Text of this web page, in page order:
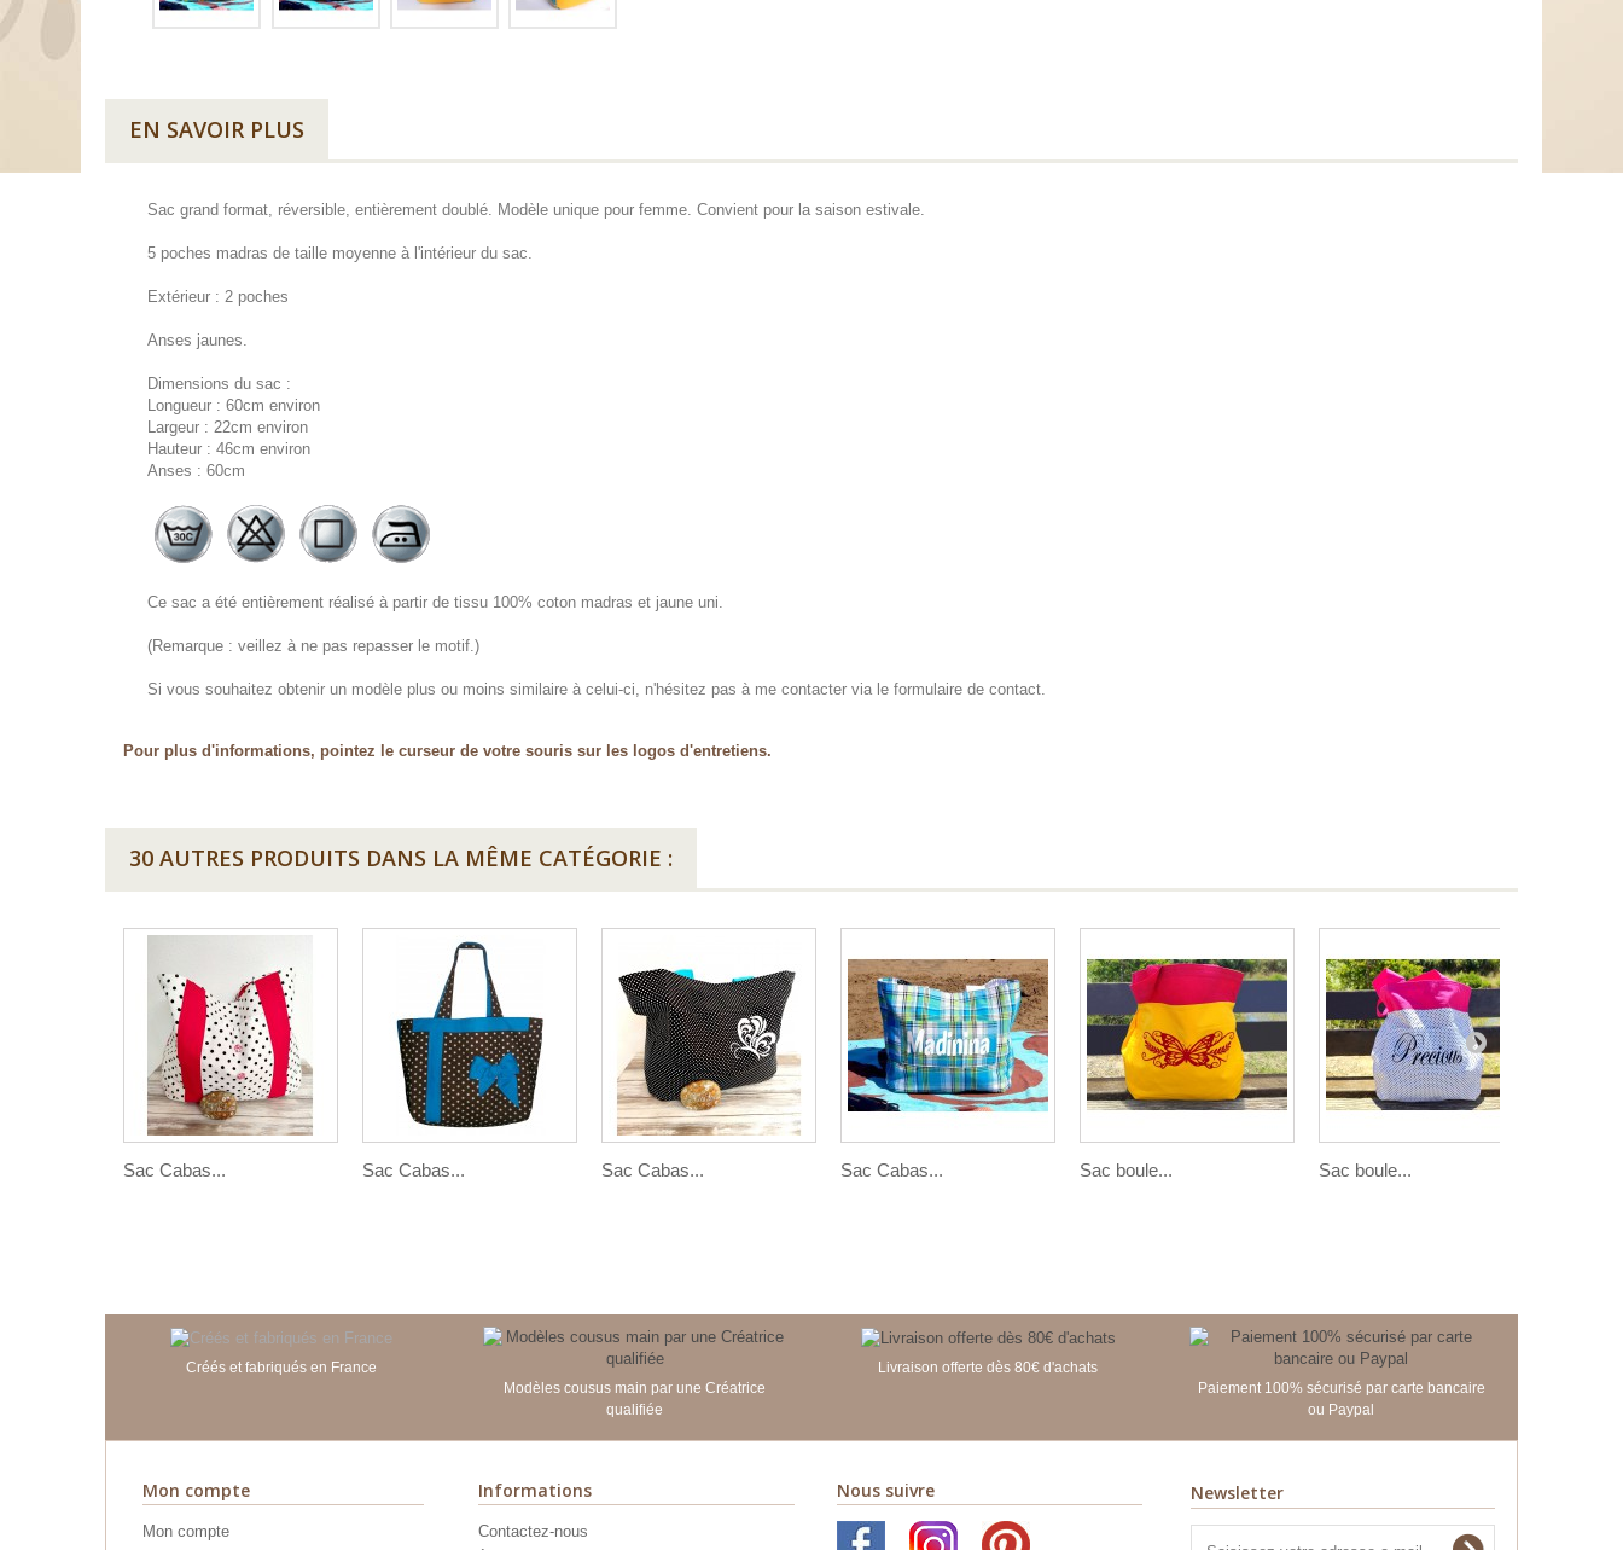
EN SAVOIR PLUS
Sac grand format, réversible, entièrement doublé. Modèle unique pour femme. Convient pour la saison estivale.
5 poches madras de taille moyenne à l'intérieur du sac.
Extérieur : 2 poches
Anses jaunes.
Dimensions du sac :
Longueur : 60cm environ
Largeur : 22cm environ
Hauteur : 46cm environ
Anses : 60cm
Ce sac a été entièrement réalisé à partir de tissu 100% coton madras et jaune uni.
(Remarque : veillez à ne pas repasser le motif.)
Si vous souhaitez obtenir un modèle plus ou moins similaire à celui-ci, n'hésitez pas à me contacter via le formulaire de contact.
Pour plus d'informations, pointez le curseur de votre souris sur les logos d'entretiens.
30 AUTRES PRODUITS DANS LA MÊME CATÉGORIE :
Sac Cabas... Sac Cabas... Sac Cabas... Sac Cabas... Sac boule... Sac boule...
Créés et fabriqués en France
Modèles cousus main par une Créatrice
qualifiée
Livraison offerte dès 80€ d'achats
Paiement 100% sécurisé par carte bancaire
ou Paypal
Mon compte
Mon compte
Informations
Contactez-nous
Nous suivre Newsletter